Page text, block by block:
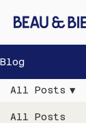
Blog
All Posts
All Posts